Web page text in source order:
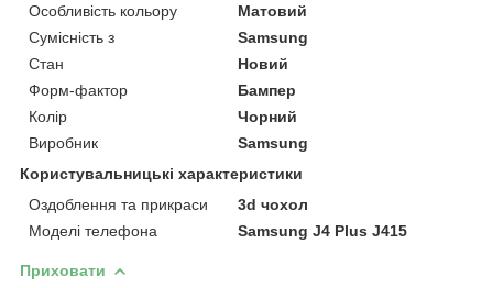
Особливість кольору
Матовий
Сумісність з
Samsung
Стан
Новий
Форм-фактор
Бампер
Колір
Чорний
Виробник
Samsung
Користувальницькі характеристики
Оздоблення та прикраси
3d чохол
Моделі телефона
Samsung J4 Plus J415
Приховати